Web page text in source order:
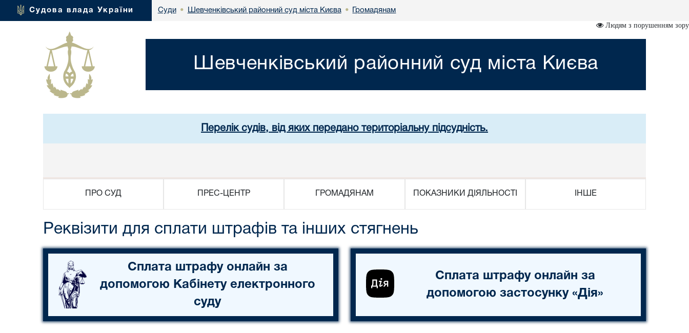
Судова влада України Суди • Шевченківський районний суд міста Києва • Громадянам
Людям з порушенням зору
Шевченківський районний суд міста Києва
Перелік судів, від яких передано територіальну підсудність.
ПРО СУД ПРЕС-ЦЕНТР ГРОМАДЯНАМ ПОКАЗНИКИ ДІЯЛЬНОСТІ ІНШЕ
Реквізити для сплати штрафів та інших стягнень
Сплата штрафу онлайн за
допомогою Кабінету електронного
суду
Сплата штрафу онлайн за
допомогою застосунку «Дія»